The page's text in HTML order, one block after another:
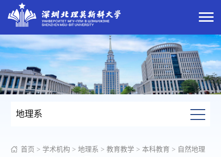
地理系
首页 > 学术机构 >地理系 >教育教学 >本科教育 > 自然地理